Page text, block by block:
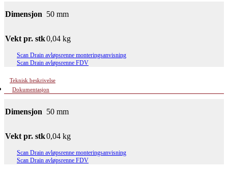
Dimensjon 50 mm
Vekt pr. stk0,04 kg
Scan Drain avløpsrenne monteringsanvisning
Scan Drain avløpsrenne FDV
Teknisk beskrivelse
Dokumentasjon
Dimensjon 50 mm
Vekt pr. stk0,04 kg
Scan Drain avløpsrenne monteringsanvisning
Scan Drain avløpsrenne FDV